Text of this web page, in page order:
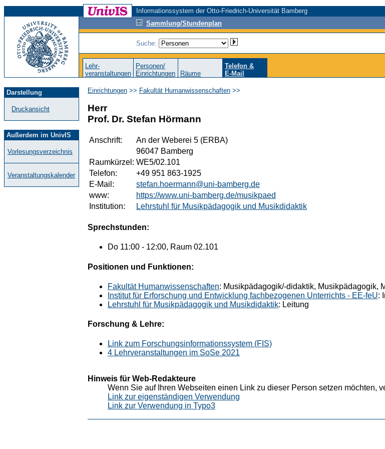
Informationssystem der Otto-Friedrich-Universität Bamberg
Sammlung/Stundenplan
Suche:
Lehr-
veranstaltungen
Personen/
Einrichtungen
Räume
Telefon &
E-Mail
Darstellung
Druckansicht
Außerdem im UnivIS
Vorlesungsverzeichnis
Veranstaltungskalender
Einrichtungen >> Fakultät Humanwissenschaften >>
Herr
Prof. Dr. Stefan Hörmann
Anschrift:
An der Weberei 5 (ERBA)
96047 Bamberg
Raumkürzel: WE5/02.101
Telefon:
+49 951 863-1925
E-Mail:
stefan.hoermann@uni-bamberg.de
www:
https://www.uni-bamberg.de/musikpaed
Institution:
Lehrstuhl für Musikpädagogik und Musikdidaktik
Sprechstunden:
Do 11:00 - 12:00, Raum 02.101
Positionen und Funktionen:
Fakultät Humanwissenschaften: Musikpädagogik/-didaktik, Musikpädagogik,
Institut für Erforschung und Entwicklung fachbezogenen Unterrichts - EE-feU:
Lehrstuhl für Musikpädagogik und Musikdidaktik: Leitung
Forschung & Lehre:
Link zum Forschungsinformationssystem (FIS)
4 Lehrveranstaltungen im SoSe 2021
Hinweis für Web-Redakteure
Wenn Sie auf Ihren Webseiten einen Link zu dieser Person setzen möchten,
Link zur eigenständigen Verwendung
Link zur Verwendung in Typo3